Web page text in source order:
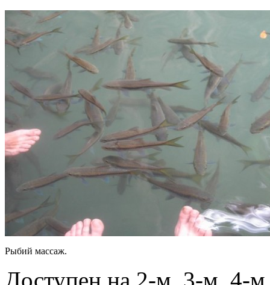
Рыбий массаж.